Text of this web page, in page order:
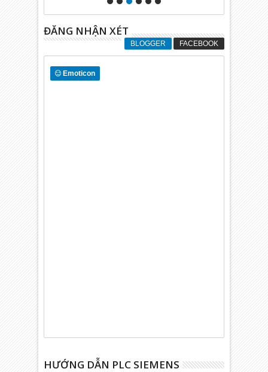
ĐĂNG NHẬN XÉT
BLOGGER FACEBOOK
Emoticon
HƯỚNG DẪN PLC SIEMENS